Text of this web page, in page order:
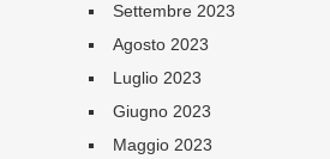
Settembre 2023
Agosto 2023
Luglio 2023
Giugno 2023
Maggio 2023